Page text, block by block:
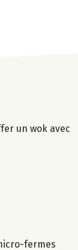
un wok avec
fermes